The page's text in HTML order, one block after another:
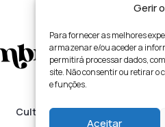
Gerir
Para fornecer as melhores
armazenar e/ou aceder a
permitirá processar dados,
site. Não consentir ou retirar
e funções.
Aceitar
Cultura Lifestyle